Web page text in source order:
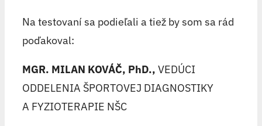
Na testovaní sa podieľali a tiež by som sa rád
poďakoval:
MGR. MILAN KOVÁČ, PhD., VEDÚCI
ODDELENIA ŠPORTOVEJ DIAGNOSTIKY
A FYZIOTERAPIE NŠC